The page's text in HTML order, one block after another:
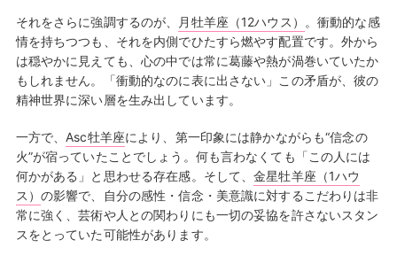
それをさらに強調するのが、 月牡羊座（12ハウス）
。衝動的な感
情を持ちつつも、それを内側でひたすら燃やす配置です。外から
は穏やかに見えても、心の中では常に葛藤や熱が渦巻いていたか
もしれません。「衝動的なのに表に出さない」この矛盾が、彼の
精神世界に深い層を生み出しています。
一方で、 Asc牡羊座により、第一印象には静かながらも“信念の
火”が宿っていたことでしょう。何も言わなくても「この人には
何かがある」と思わせる存在感。そして、金星牡羊座（1ハウ
ス） の影響で、自分の感性・信念・美意識に対するこだわりは非
常に強く、芸術や人との関わりにも一切の妥協を許さないスタン
スをとっていた可能性があります。